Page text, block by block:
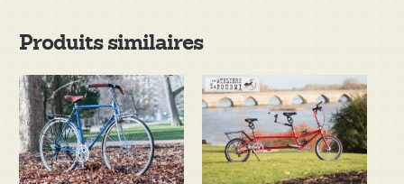
Produits similaires